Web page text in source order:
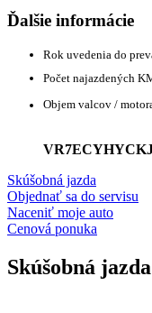
Ďalšie informácie
Rok uvedenia do
Počet najazdených
Objem valcov /
Skúšobná jazda
Objednať sa do servisu
Naceniť moje auto
Cenová ponuka
Skúšobná jazda